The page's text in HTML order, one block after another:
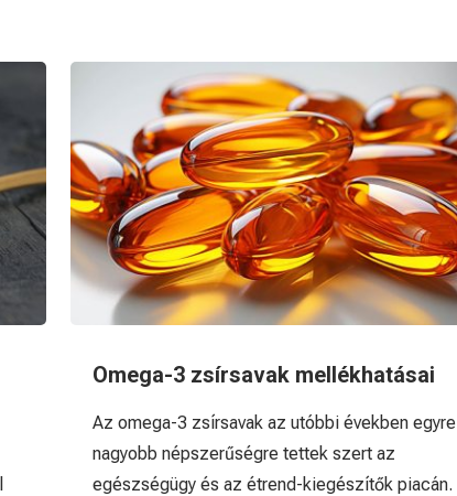
Omega-3 zsírsavak mellékhatásai
Az omega-3 zsírsavak az utóbbi években egyre
nagyobb népszerűségre tettek szert az
egészségügy és az étrend-kiegészítők piacán.